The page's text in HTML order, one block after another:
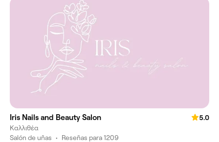
Iris Nails and Beauty Salon
5.0
Καλλιθέα
Salón de uñas • Reseñas para 1209